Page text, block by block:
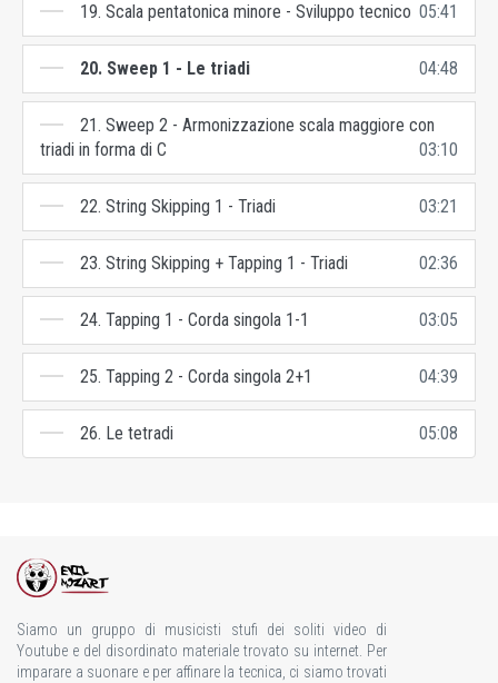
19. Scala pentatonica minore - Sviluppo tecnico 05:41
20. Sweep 1 - Le triadi 04:48
21. Sweep 2 - Armonizzazione scala maggiore con
triadi in forma di C
03:10
22. String Skipping 1 - Triadi 03:21
23. String Skipping + Tapping 1 - Triadi 02:36
24. Tapping 1 - Corda singola 1-1 03:05
25. Tapping 2 - Corda singola 2+1 04:39
26. Le tetradi 05:08
Siamo un gruppo di musicisti stufi dei soliti video di
Youtube e del disordinato materiale trovato su internet. Per
imparare a suonare e per affinare la tecnica, ci siamo trovati